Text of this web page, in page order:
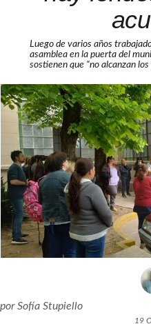
Luego de varios años
asamblea en la puerta del
sostienen que “no alcanzan los
porSofía Stupiello
19